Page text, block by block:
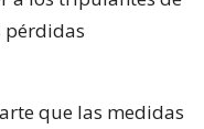
pérdidas
que las medidas